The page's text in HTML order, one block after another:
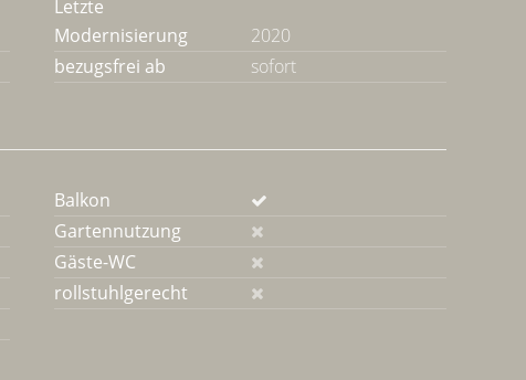
Letzte
Modernisierung
2020
bezugsfrei ab sofort
Balkon
Gartennutzung
Gäste-WC
rollstuhlgerecht